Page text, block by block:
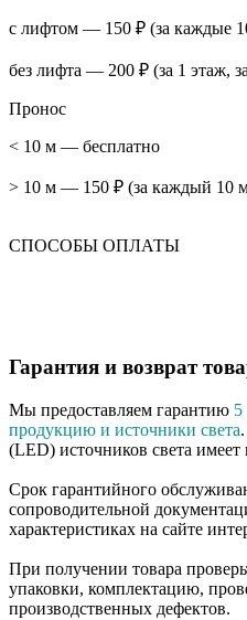
с лифтом — 150 ₽ (за каждые
без лифта — 200 ₽ (за 1 этаж,
Пронос
< 10 м — бесплатно
> 10 м — 150 ₽ (за каждый 10
СПОСОБЫ ОПЛАТЫ
Гарантия и возврат
Мы предоставляем гарантию 5
продукцию и источники света
(LED) источников света имеет
Срок гарантийного
сопроводительной
характеристиках на сайте
При получении товара
упаковки, комплектацию,
производственных дефектов.